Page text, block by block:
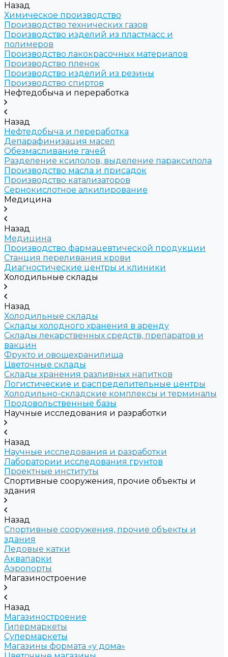
Назад
Химическое производство
Производство технических газов
Производство изделий из пластмасс и
полимеров
Производство лакокрасочных материалов
Производство пленок
Производство изделий из резины
Производство спиртов
Нефтедобыча и переработка
Назад
Нефтедобыча и переработка
Депарафинизация масел
Обезмасливание гачей
Разделение ксилолов, выделение параксилола
Производство масла и присадок
Производство катализаторов
Сернокислотное алкилирование
Медицина
Назад
Медицина
Производство фармацевтической продукции
Станция переливания крови
Диагностические центры и клиники
Холодильные склады
Назад
Холодильные склады
Склады холодного хранения в аренду
Склады лекарственных средств, препаратов и
вакцин
Фрукто и овощехранилища
Цветочные склады
Склады хранения разливных напитков
Логистические и распределительные центры
Холодильно-складские комплексы и терминалы
Продовольственные базы
Научные исследования и разработки
Назад
Научные исследования и разработки
Лаборатории исследования грунтов
Проектные институты
Спортивные сооружения, прочие объекты и
здания
Назад
Спортивные сооружения, прочие объекты и
здания
Ледовые катки
Аквапарки
Аэропорты
Магазиностроение
Назад
Магазиностроение
Гипермаркеты
Супермаркеты
Магазины формата «у дома»